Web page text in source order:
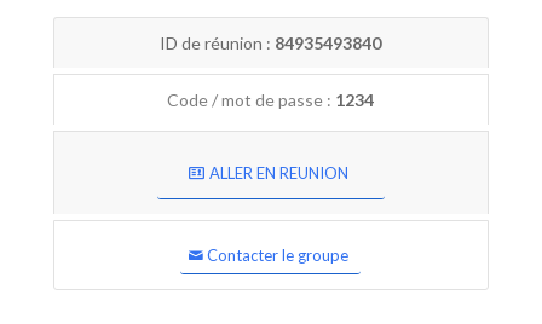
ID de réunion : 84935493840
Code / mot de passe : 1234
ALLER EN REUNION
Contacter le groupe